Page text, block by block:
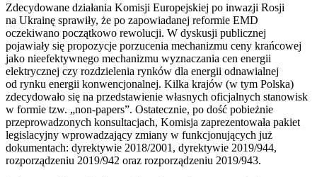
Zdecydowane działania Komisji Europejskiej po inwazji Rosji
na Ukrainę sprawiły, że po zapowiadanej reformie EMD
oczekiwano początkowo rewolucji. W dyskusji publicznej
pojawiały się propozycje porzucenia mechanizmu ceny krańcowej
jako nieefektywnego mechanizmu wyznaczania cen energii
elektrycznej czy rozdzielenia rynków dla energii odnawialnej
od rynku energii konwencjonalnej. Kilka krajów (w tym Polska)
zdecydowało się na przedstawienie własnych oficjalnych stanowisk
w formie tzw. „non-papers”. Ostatecznie, po dość pobieżnie
przeprowadzonych konsultacjach, Komisja zaprezentowała pakiet
legislacyjny wprowadzający zmiany w funkcjonujących już
dokumentach: dyrektywie 2018/2001, dyrektywie 2019/944,
rozporządzeniu 2019/942 oraz rozporządzeniu 2019/943.